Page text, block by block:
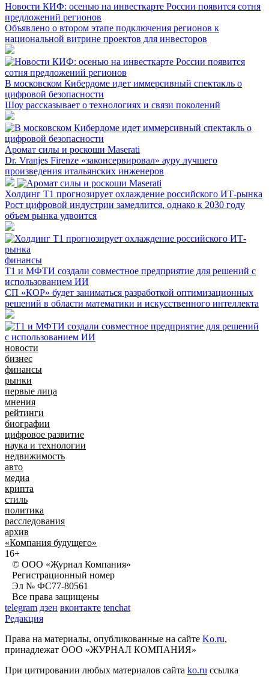
Новости КИФ: осенью на инвесткарте России появится сотня
предложений регионов
Объявлено о втором этапе подключения регионов к
национальной витрине проектов для инвесторов
В московском Кибердоме идет иммерсивный спектакль о
цифровой безопасности
Шоу рассказывает о технологиях и связи поколений
Аромат силы и роскоши Maserati
Dr. Vranjes Firenze «законсервировал» ауру лучшего
произведения итальянских инженеров
Холдинг Т1 прогнозирует охлаждение российского ИТ-рынка
Рост цифровой индустрии замедлится, однако к 2030 году
объем рынка удвоится
финансы
Т1 и МФТИ создали совместное предприятие для решений с
использованием ИИ
СП «КОР» будет заниматься разработкой оптимизационных
решений в области математики и искусственного интеллекта
новости
бизнес
финансы
рынки
первые лица
мнения
рейтинги
биографии
цифровое развитие
наука и технологии
недвижимость
авто
медиа
крипта
стиль
политика
расследования
архив
«Компания будущего»
16+
© ООО «Журнал Компания»
Регистрационный номер
Эл № ФС77-80561
Все права защищены
telegram дзен вконтакте tenchat
Редакция
Права на материалы, опубликованные на сайте Ko.ru,
принадлежат ООО «ЖУРНАЛ КОМПАНИЯ»
При цитировании любых материалов сайта ko.ru ссылка